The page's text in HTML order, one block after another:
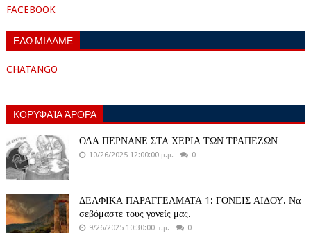
FACEBOOK
ΕΔΩ ΜΙΛΑΜΕ
CHATANGO
ΚΟΡΥΦΑΊΑ ΆΡΘΡΑ
ΟΛΑ ΠΕΡΝΑΝΕ ΣΤΑ ΧΕΡΙΑ ΤΩΝ ΤΡΑΠΕΖΩΝ
10/26/2025 12:00:00 μ.μ. 0
ΔΕΛΦΙΚΑ ΠΑΡΑΓΓΕΛΜΑΤΑ 1: ΓΟΝΕΙΣ ΑΙΔΟΥ. Να
σεβόμαστε τους γονείς μας.
9/26/2025 10:30:00 π.μ. 0